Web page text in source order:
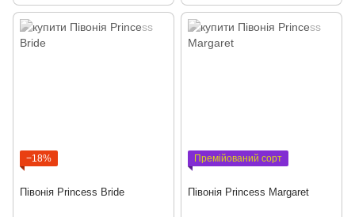
−18%
Півонія Princess Bride
Премійований сорт
Півонія Princess Margaret